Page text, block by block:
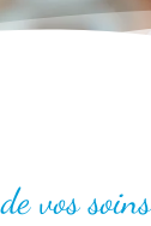
vos soins